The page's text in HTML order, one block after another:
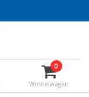
0
Winkelwagen